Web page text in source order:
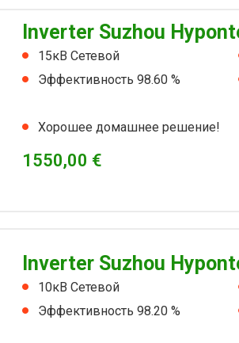
Inverter Suzhou
15кВ Сетевой
Эффективность 98.60 %
Хорошее домашнее решение!
1550,00 €
Inverter Suzhou
10кВ Сетевой
Эффективность 98.20 %